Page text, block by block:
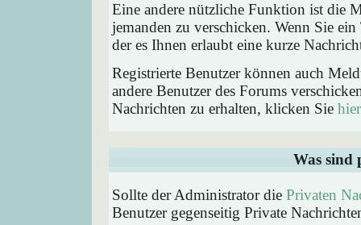
Eine andere nützliche Funktion ist die
jemanden zu verschicken. Wenn Sie
der es Ihnen erlaubt eine kurze
Registrierte Benutzer können auch
andere Benutzer des Forums
Nachrichten zu erhalten, klicken Sie hier
Was sind
Sollte der Administrator die Privaten
Benutzer gegenseitig Private